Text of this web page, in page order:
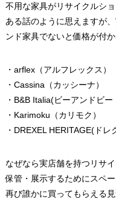
不用な家具がリサイクルシ
ある話のように思えますが
ンド家具でないと価格が付
・arflex（アルフレックス）
・Cassina（カッシーナ）
・B&B Italia(ビーアンドビ
・Karimoku（カリモク）
・DREXEL HERITAGE(ドレ
なぜなら実店舗を持つリサ
保管・展示するためにスペ
再び誰かに買ってもらえる